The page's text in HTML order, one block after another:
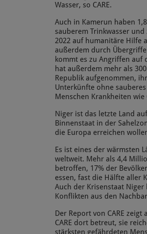
Wasser, so CARE.
Auch in Kamerun haben
sauberem Trinkwasser
2022 auf humanitäre Hilfe
außerdem durch
kommt es zu Angriffen auf
hat außerdem mehr als
Republik aufgenommen,
Unterkünfte ohne
Menschen Krankheiten
Niger ist das letzte Land
Binnenstaat in der
die Europa erreichen
Es ist eines der wärmsten
weltweit. Mehr als 4,4
betroffen, 17% der
essen, fast die Hälfte aller
Auch der Krisenstaat
Konflikten aus den
Der Report von CARE
CARE dort betreut, sie
stärksten gefährdeten